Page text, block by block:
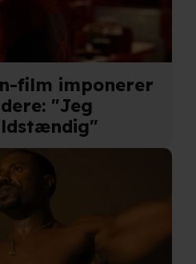
film imponerer
"Jeg